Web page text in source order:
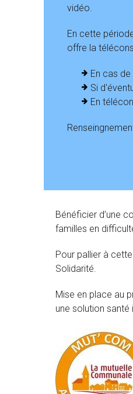
vidéo.
En cette
offre la
En cas
Si
En
Bénéficier d’une
familles en
Pour pallier à
Solidarité.
Mise en place au
une solution